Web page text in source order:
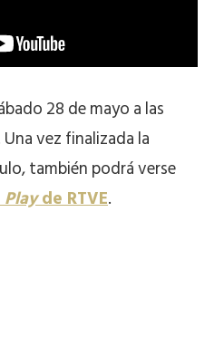
28 de mayo a las
Una vez finalizada la
también podrá verse
Playde RTVE.